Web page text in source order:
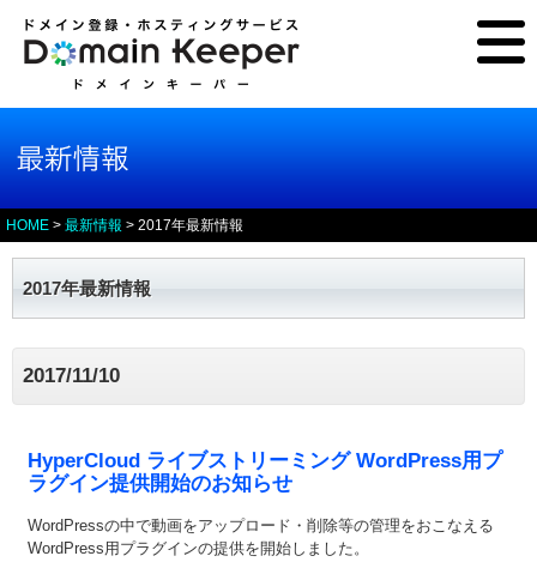
HOME > 最新情報 > 2017年最新情報
2017年最新情報
2017/11/10
HyperCloud ライブストリーミング WordPress用プ
ラグイン提供開始のお知らせ
WordPressの中で動画をアップロード・削除等の管理をおこなえる
WordPress用プラグインの提供を開始しました。